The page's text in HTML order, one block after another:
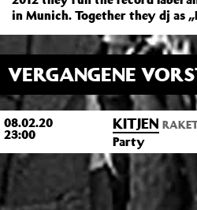
in Munich. Together they dj as
VERGANGENE
08.02.20
23:00
KITJEN
Party